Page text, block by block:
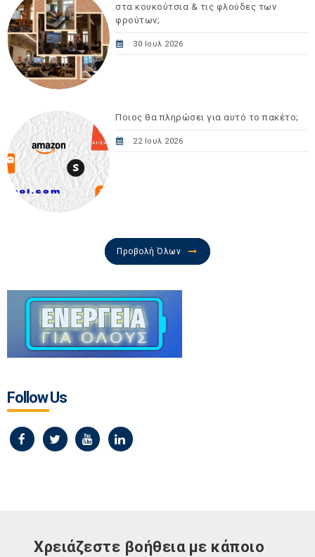
στα κουκούτσια & τις φλούδες των
φρούτων;
30 Ιουλ 2026
Ποιος θα πληρώσει για αυτό το πακέτο;
22 Ιουλ 2026
Προβολή Όλων
Follow Us
Χρειάζεστε βοήθεια με κάποιο